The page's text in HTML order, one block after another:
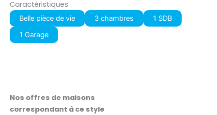
Caractéristiques
Belle pièce de vie 3 chambres
1 SDB
1 Garage
Nos offres de maisons
correspondant à ce style